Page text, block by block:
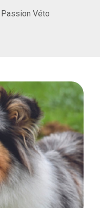
Passion Véto